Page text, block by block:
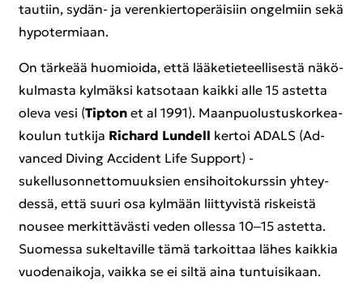
tau­tiin, sydän-​ ja ve­ren­kier­to­pe­räi­siin on­gel­miin sekä
hy­po­ter­mi­aan.
On tär­ke­ää huo­mioi­da, että lää­ke­tie­teel­li­ses­tä nä­kö­
kul­mas­ta kyl­mäk­si kat­so­taan kaik­ki alle 15 as­tet­ta
oleva vesi (Tip­ton et al 1991). Maan­puo­lus­tus­kor­kea­
kou­lun tut­ki­ja Ric­hard Lun­dell ker­toi ADALS (Ad­
vanced Di­ving Acci­dent Life Sup­port) -​
sukellusonnettomuuksien en­si­hoi­to­kurs­sin yh­tey­
des­sä, että suuri osa kyl­mään liit­ty­vis­tä ris­keis­tä
nousee mer­kit­tä­väs­ti veden ol­les­sa 10‒15 as­tet­ta.
Suo­mes­sa su­kel­ta­vil­le tämä tar­koit­taa lähes kaik­kia
vuo­de­nai­ko­ja, vaik­ka se ei siltä aina tun­tui­si­kaan.